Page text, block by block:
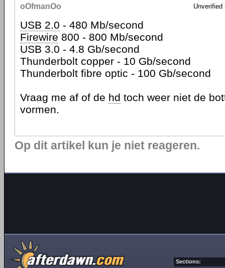
oOfmanOo Unverified
USB 2.0 - 480 Mb/second
Firewire 800 - 800 Mb/second
USB 3.0 - 4.8 Gb/second
Thunderbolt copper - 10 Gb/second
Thunderbolt fibre optic - 100 Gb/second
Vraag me af of de hd toch weer niet de
vormen.
Op dit artikel kun je niet reageren.
Sections: